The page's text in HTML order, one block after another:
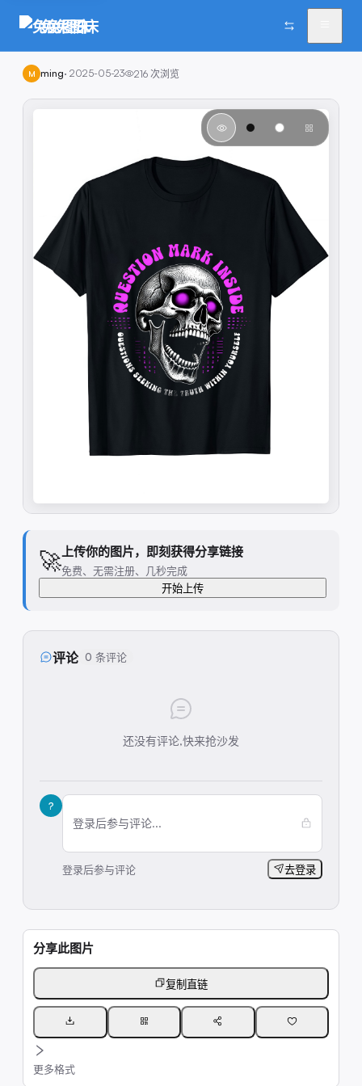
兔兔图床
M ming· 2025-05-23 216 次浏览
🚀上传你的图片，即刻获得分享链接
免费、无需注册、几秒完成
开始上传
评论 0 条评论
还没有评论,快来抢沙发
?
登录后参与评论...
登录后参与评论 去登录
分享此图片
复制直链
更多格式